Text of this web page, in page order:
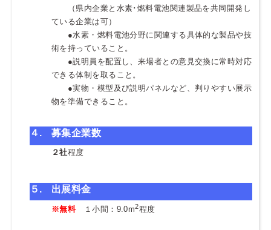
（県内企業と水素･燃料電池関連製品を共同開発し
ている企業は可）
●水素・燃料電池分野に関連する具体的な製品や技
術を持っていること。
●説明員を配置し、来場者との意見交換に常時対応
できる体制を取ること。
●実物・模型及び説明パネルなど、判りやすい展示
物を準備できること。
４ . 募集企業数
２社程度
５ . 出展料金
※無料１小間：9.0m2程度